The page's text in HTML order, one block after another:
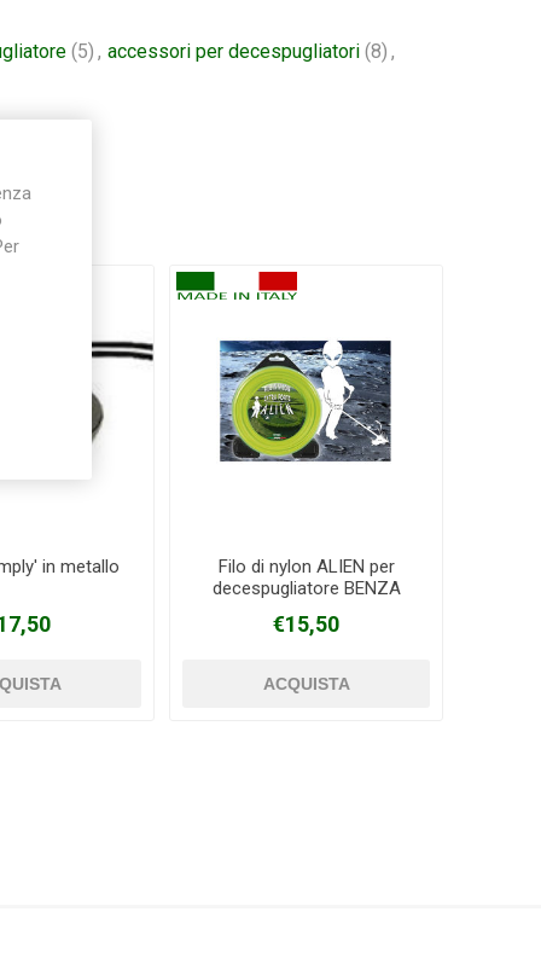
(5) , accessori per decespugliatori (8) ,
in metallo
Filo di nylon ALIEN per
decespugliatore BENZA
€15,50